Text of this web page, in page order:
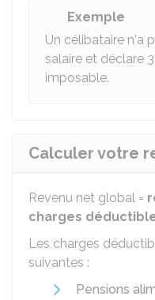
Exemple
Un célibataire n'a
salaire et déclare
imposable.
Calculer votre
Revenu net global =
charges
Les charges
suivantes :
Pensions